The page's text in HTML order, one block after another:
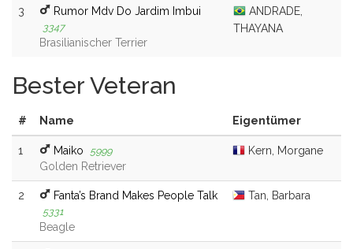
3 Rumor Mdv Do Jardim Imbui
3347
Brasilianischer Terrier
ANDRADE,
THAYANA
Bester Veteran
# Name Eigentümer
1 Maiko 5999
Golden Retriever
Kern, Morgane
2 Fanta’s Brand Makes People Talk
5331
Beagle
Tan, Barbara